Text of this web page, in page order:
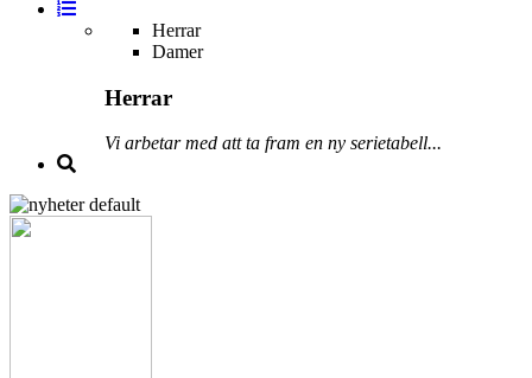
Herrar
Damer
Herrar
Vi arbetar med att ta fram en ny serietabell...